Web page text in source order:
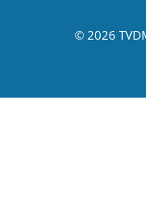
© 2026